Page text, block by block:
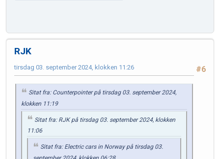
RJK
#6
tirsdag 03. september 2024, klokken 11:26
Sitat fra: Counterpointer på tirsdag 03. september 2024,
klokken 11:19
Sitat fra: RJK på tirsdag 03. september 2024, klokken
11:06
Sitat fra: Electric cars in Norway på tirsdag 03.